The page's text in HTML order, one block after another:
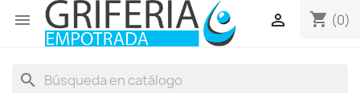
 shopping_cart (0)

search